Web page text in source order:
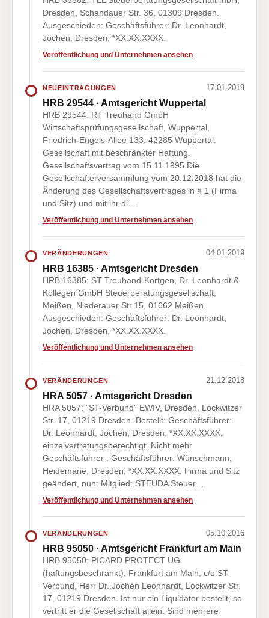
Dresden, Schandauer Str. 36, 01309 Dresden.
Ausgeschieden: Geschäftsführer: Dr. Leonhardt,
Jochen, Dresden, *XX.XX.XXXX.
Veröffentlichung und Unternehmen ansehen
NEUEINTRAGUNGEN 17.01.2019
HRB 29544 · Amtsgericht Wuppertal
HRB 29544: RT Treuhand GmbH
Wirtschaftsprüfungsgesellschaft, Wuppertal,
Friedrich-Engels-Allee 133, 42285 Wuppertal.
Gesellschaft mit beschränkter Haftung.
Gesellschaftsvertrag vom 15.11.1995 Die
Gesellschafterversammlung vom 20.12.2018 hat die
Änderung des Gesellschaftsvertrages in § 1 (Firma
und Sitz) und mit ihr di…
Veröffentlichung und Unternehmen ansehen
VERÄNDERUNGEN 04.01.2019
HRB 16385 · Amtsgericht Dresden
HRB 16385: ST Treuhand-Kortgen, Dr. Leonhardt &
Kollegen GmbH Steuerberatungsgesellschaft,
Meißen, Niederauer Str.15, 01662 Meißen.
Ausgeschieden: Geschäftsführer: Dr. Leonhardt,
Jochen, Dresden, *XX.XX.XXXX.
Veröffentlichung und Unternehmen ansehen
VERÄNDERUNGEN 21.12.2018
HRA 5057 · Amtsgericht Dresden
HRA 5057: "ST-Verbund" EWIV, Dresden, Lockwitzer
Str. 17, 01219 Dresden. Bestellt: Geschäftsführer:
Dr. Leonhardt, Jochen, Dresden, *XX.XX.XXXX,
einzelvertretungsberechtigt. Nicht mehr
Geschäftsführer : Geschäftsführer: Wünschmann,
Heidemarie, Dresden, *XX.XX.XXXX. Firma und Sitz
geändert, nun: Mitglied: STEUDA Steuer…
Veröffentlichung und Unternehmen ansehen
VERÄNDERUNGEN 05.10.2016
HRB 95050 · Amtsgericht Frankfurt am Main
HRB 95050: PICARD PROTECT UG
(haftungsbeschränkt), Frankfurt am Main, c/o ST-
Verbund, Herr Dr. Jochen Leonhardt, Lockwitzer Str.
17, 01219 Dresden. Ist nur ein Liquidator bestellt, so
vertritt er die Gesellschaft allein. Sind mehrere